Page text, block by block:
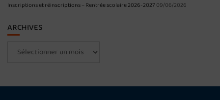
Inscriptions et réinscriptions – Rentrée scolaire 2026-2027 09/06/2026
ARCHIVES